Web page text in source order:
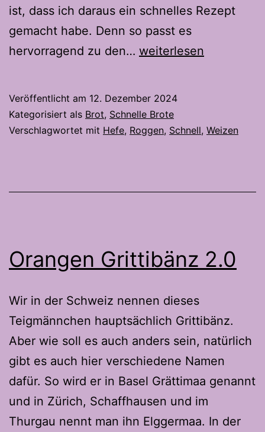
ist, dass ich daraus ein schnelles Rezept
gemacht habe. Denn so passt es
hervorragend zu den… Huusbrot
Das
schnelle
weiterlesen
Veröffentlicht am 12. Dezember 2024
Kategorisiert als Brot, Schnelle Brote
Verschlagwortet mit Hefe, Roggen, Schnell, Weizen
Orangen Grittibänz 2.0
Wir in der Schweiz nennen dieses
Teigmännchen hauptsächlich Grittibänz.
Aber wie soll es auch anders sein, natürlich
gibt es auch hier verschiedene Namen
dafür. So wird er in Basel Grättimaa genannt
und in Zürich, Schaffhausen und im
Thurgau nennt man ihn Elggermaa. In der